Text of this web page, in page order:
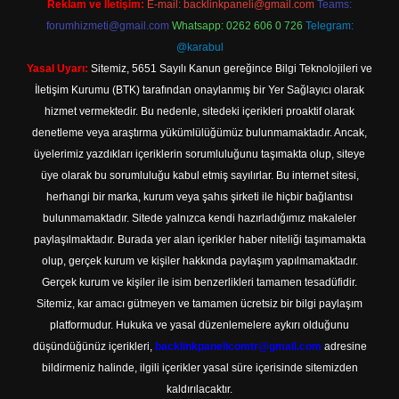
Reklam ve İletişim: E-mail: backlinkpaneli@gmail.com Teams:
forumhizmeti@gmail.com Whatsapp: 0262 606 0 726 Telegram:
@karabul
Yasal Uyarı: Sitemiz, 5651 Sayılı Kanun gereğince Bilgi Teknolojileri ve
İletişim Kurumu (BTK) tarafından onaylanmış bir Yer Sağlayıcı olarak
hizmet vermektedir. Bu nedenle, sitedeki içerikleri proaktif olarak
denetleme veya araştırma yükümlülüğümüz bulunmamaktadır. Ancak,
üyelerimiz yazdıkları içeriklerin sorumluluğunu taşımakta olup, siteye
üye olarak bu sorumluluğu kabul etmiş sayılırlar. Bu internet sitesi,
herhangi bir marka, kurum veya şahıs şirketi ile hiçbir bağlantısı
bulunmamaktadır. Sitede yalnızca kendi hazırladığımız makaleler
paylaşılmaktadır. Burada yer alan içerikler haber niteliği taşımamakta
olup, gerçek kurum ve kişiler hakkında paylaşım yapılmamaktadır.
Gerçek kurum ve kişiler ile isim benzerlikleri tamamen tesadüfidir.
Sitemiz, kar amacı gütmeyen ve tamamen ücretsiz bir bilgi paylaşım
platformudur. Hukuka ve yasal düzenlemelere aykırı olduğunu
düşündüğünüz içerikleri, backlinkpanelicomtr@gmail.com adresine
bildirmeniz halinde, ilgili içerikler yasal süre içerisinde sitemizden
kaldırılacaktır.